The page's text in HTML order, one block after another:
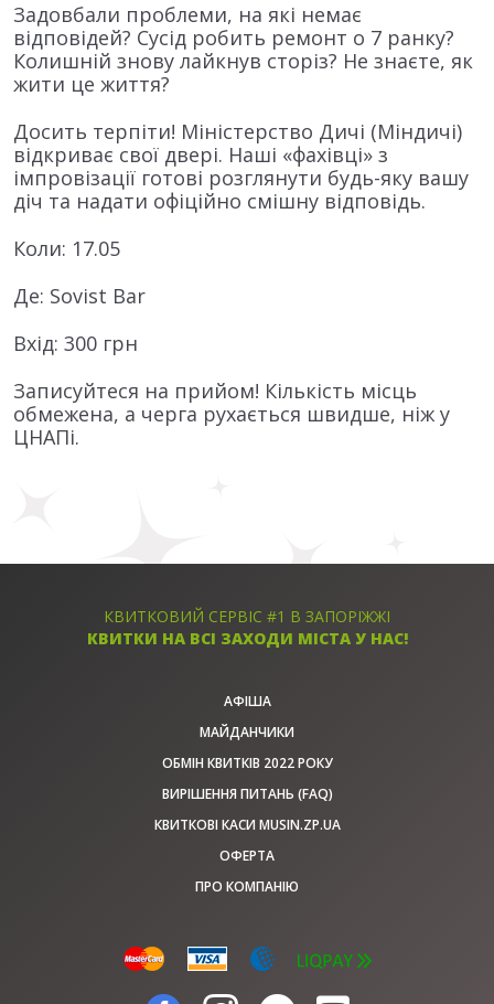
Задовбали проблеми, на які немає
відповідей? Сусід робить ремонт о 7 ранку?
Колишній знову лайкнув сторіз? Не знаєте, як
жити це життя?
Досить терпіти! Міністерство Дичі (Міндичі)
відкриває свої двері. Наші «фахівці» з
імпровізації готові розглянути будь-яку вашу
діч та надати офіційно смішну відповідь.
Коли: 17.05
Де: Sovist Bar
Вхід: 300 грн
Записуйтеся на прийом! Кількість місць
обмежена, а черга рухається швидше, ніж у
ЦНАПі.
КВИТКОВИЙ СЕРВІС #1 В ЗАПОРІЖЖІ
КВИТКИ НА ВСІ ЗАХОДИ МІСТА У НАС!
АФІША
МАЙДАНЧИКИ
ОБМІН КВИТКІВ 2022 РОКУ
ВИРІШЕННЯ ПИТАНЬ (FAQ)
КВИТКОВІ КАСИ MUSIN.ZP.UA
ОФЕРТА
ПРО КОМПАНІЮ